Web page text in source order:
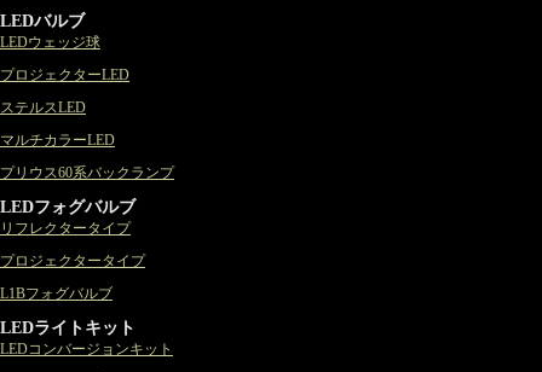
LEDバルブ
LEDウェッジ球
プロジェクターLED
ステルスLED
マルチカラーLED
プリウス60系バックランプ
LEDフォグバルブ
リフレクタータイプ
プロジェクタータイプ
L1Bフォグバルブ
LEDライトキット
LEDコンバージョンキット